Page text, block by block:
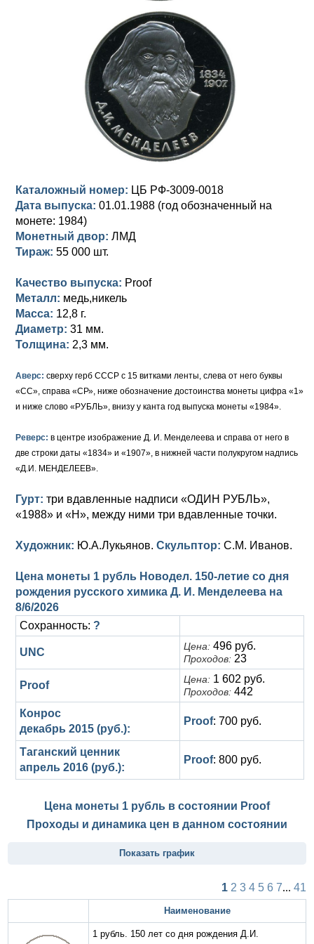
Памятные и донативные
Сибирские монеты
Для Молдавии и Валахии
Таврические монеты
Для Пруссии
Альбертусталер
Анна Иоанновна (1730-1740)
Петр II (1727-1730)
Екатерина I (1725-1727)
Петр I (1682-1725)
Медь
Для Речи Посполитой
Каталожный номер: ЦБ РФ-3009-0018
Дата выпуска: 01.01.1988 (год обозначенный на
монете: 1984)
Монетный двор: ЛМД
Тираж: 55 000 шт.
Качество выпуска: Proof
Металл: медь,никель
Масса: 12,8 г.
Диаметр: 31 мм.
Толщина: 2,3 мм.
Аверс: сверху герб СССР с 15 витками ленты, слева от него буквы
«СС», справа «СР», ниже обозначение достоинства монеты цифра «1»
и ниже слово «РУБЛЬ», внизу у канта год выпуска монеты «1984».
Реверс: в центре изображение Д. И. Менделеева и справа от него в
две строки даты «1834» и «1907», в нижней части полукругом надпись
«Д.И. МЕНДЕЛЕЕВ».
Гурт: три вдавленные надписи «ОДИН РУБЛЬ»,
«1988» и «Н», между ними три вдавленные точки.
Художник: Ю.А.Лукьянов. Скульптор: С.М. Иванов.
Цена монеты 1 рубль Новодел. 150-летие со дня
рождения русского химика Д. И. Менделеева на
8/6/2026
Сохранность: ?
UNC Цена: 496 руб.
Проходов: 23
Proof Цена: 1 602 руб.
Проходов: 442
Конрос
декабрь 2015 (руб.):
Proof: 700 руб.
Таганский ценник
апрель 2016 (руб.):
Proof: 800 руб.
Цена монеты 1 рубль в состоянии Proof
Проходы и динамика цен в данном состоянии
Показать график
1 2 3 4 5 6 7... 41
Наименование
1 рубль. 150 лет со дня рождения Д.И.